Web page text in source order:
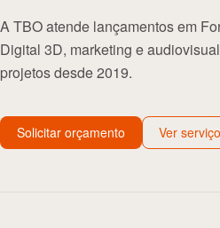
A TBO atende lançamentos em
Digital 3D, marketing e
projetos desde 2019.
Solicitar orçamento Ver